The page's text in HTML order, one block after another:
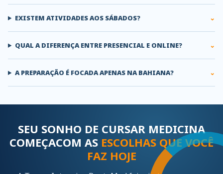
EXISTEM ATIVIDADES AOS SÁBADOS?
QUAL A DIFERENÇA ENTRE PRESENCIAL E ONLINE?
A PREPARAÇÃO É FOCADA APENAS NA BAHIANA?
SEU SONHO DE CURSAR MEDICINA
COMEÇACOM AS ESCOLHAS QUE VOCÊ
FAZ HOJE